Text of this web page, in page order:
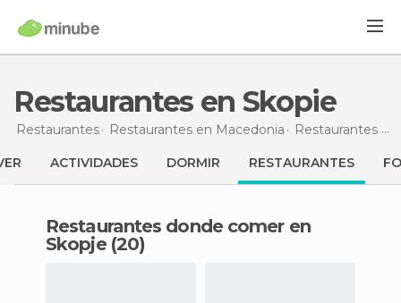
Restaurantes en Skopie
Restaurantes Restaurantes en Macedonia Restaurantes en Skopie
ACTIVIDADES DORMIR RESTAURANTES
Restaurantes donde comer en
Skopje (20)